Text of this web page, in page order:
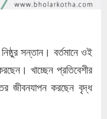
সন্তান। বর্তমানে ওই
খাচ্ছেন প্রতিবেশীর
জীবনযাপন করছেন বৃদ্ধ